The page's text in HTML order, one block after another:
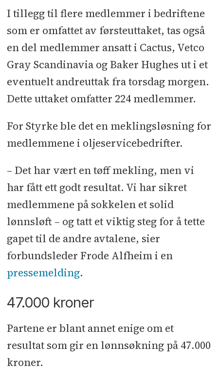
I tillegg til flere medlemmer i bedriftene
som er omfattet av førsteuttaket, tas også
en del medlemmer ansatt i Cactus, Vetco
Gray Scandinavia og Baker Hughes ut i et
eventuelt andreuttak fra torsdag morgen.
Dette uttaket omfatter 224 medlemmer.
For Styrke ble det en meklingsløsning for
medlemmene i oljeservicebedrifter.
– Det har vært en tøff mekling, men vi
har fått ett godt resultat. Vi har sikret
medlemmene på sokkelen et solid
lønnsløft – og tatt et viktig steg for å tette
gapet til de andre avtalene, sier
forbundsleder Frode Alfheim i en
pressemelding.
47.000 kroner
Partene er blant annet enige om et
resultat som gir en lønnsøkning på 47.000
kroner.